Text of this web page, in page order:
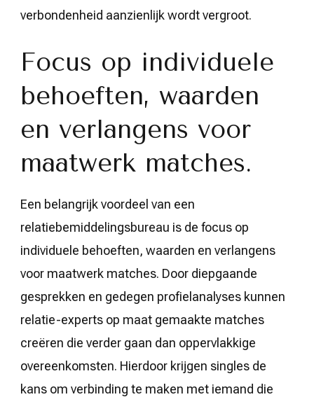
verbondenheid aanzienlijk wordt vergroot.
Focus op individuele
behoeften, waarden
en verlangens voor
maatwerk matches.
Een belangrijk voordeel van een
relatiebemiddelingsbureau is de focus op
individuele behoeften, waarden en verlangens
voor maatwerk matches. Door diepgaande
gesprekken en gedegen profielanalyses kunnen
relatie-experts op maat gemaakte matches
creëren die verder gaan dan oppervlakkige
overeenkomsten. Hierdoor krijgen singles de
kans om verbinding te maken met iemand die